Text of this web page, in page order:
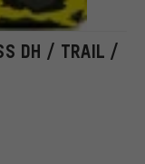
DH / TRAIL /